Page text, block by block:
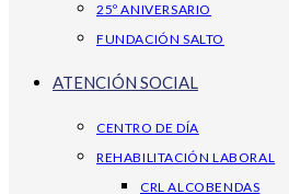
25º ANIVERSARIO
FUNDACIÓN SALTO
ATENCIÓN SOCIAL
CENTRO DE DÍA
REHABILITACIÓN LABORAL
CRL ALCOBENDAS